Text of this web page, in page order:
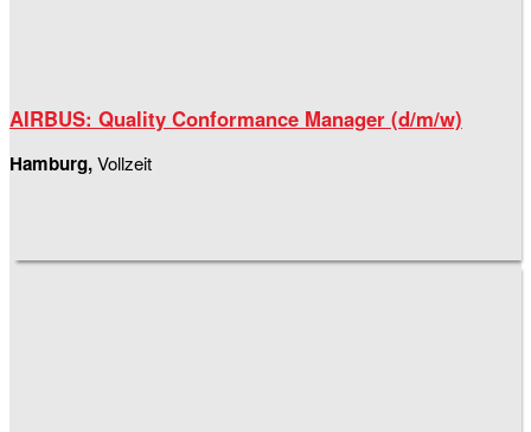
AIRBUS: Quality Conformance Manager (d/m/w)
Hamburg,Vollzeit